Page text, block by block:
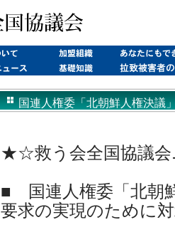
国連人権委「北朝鮮人権決議
★☆救う会全国協議
■ 国連人権委「北朝
要求の実現のために